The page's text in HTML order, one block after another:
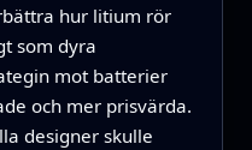
hur litium rör
som dyra
mot batterier
och mer prisvärda.
designer skulle